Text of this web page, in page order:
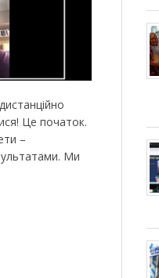
Це початок.
–
Ми